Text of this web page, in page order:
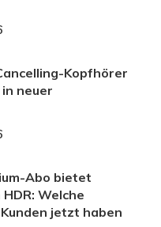
Kopfhörer
neuer
Abo bietet
Welche
jetzt haben